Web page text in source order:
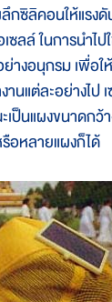
กซิลิคอนให้แรง
ลล์ ในการนำไป
างอนุกรม เพื่อใ
นแต่ละอย่างไป
เป็นแผงขนาดกว้
รือหลายแผงก็ได้